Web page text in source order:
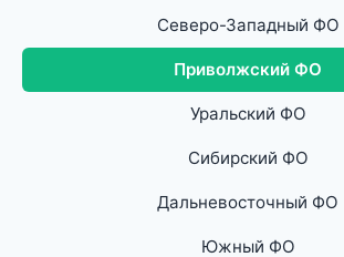
Северо-Западный ФО
Приволжский ФО
Уральский ФО
Сибирский ФО
Дальневосточный ФО
Южный ФО